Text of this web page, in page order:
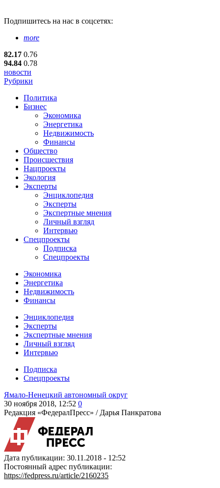
Подпишитесь на нас в соцсетях:
more
82.17 0.76
94.84 0.78
новости
Рубрики
Политика
Бизнес
Экономика
Энергетика
Недвижимость
Финансы
Общество
Происшествия
Нацпроекты
Экология
Эксперты
Энциклопедия
Эксперты
Экспертные мнения
Личный взгляд
Интервью
Спецпроекты
Подписка
Спецпроекты
Экономика
Энергетика
Недвижимость
Финансы
Энциклопедия
Эксперты
Экспертные мнения
Личный взгляд
Интервью
Подписка
Спецпроекты
Ямало-Ненецкий автономный округ
30 ноября 2018, 12:52 0
Редакция «ФедералПресс» / Дарья Панкратова
Дата публикации: 30.11.2018 - 12:52
Постоянный адрес публикации:
https://fedpress.ru/article/2160235